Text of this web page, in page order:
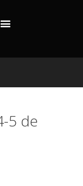
5 de